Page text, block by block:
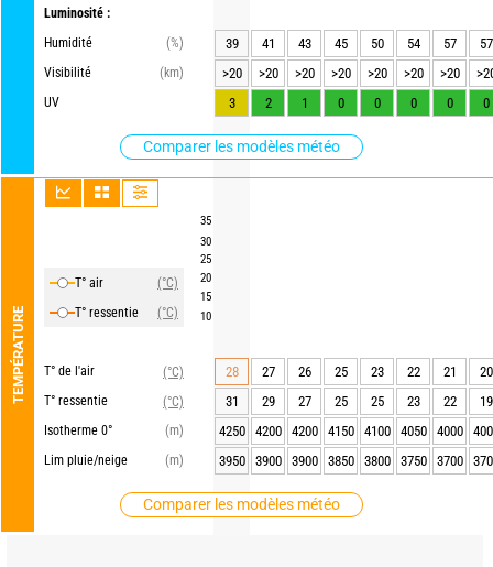
Luminosité :
Humidité
(%)
Visibilité
(km)
UV
Comparer les modèles météo
TEMPÉRATURE
T° air
(°C)
T° ressentie
(°C)
T° de l'air
(°C)
T° ressentie
(°C)
Isotherme 0°
(m)
Lim pluie/neige
(m)
Comparer les modèles météo
35
30
25
20
15
10
39 41 43 45 50 54 57
57
>20
>20 >20 >20 >20 >20 >20
3
2 1 0 0 0 0 0
28 27 26 25 23 22 21
20
31
29 27 25 25 23 22
19
4250
4200 4200 4150 4100 4050 4000
3950
3900 3900 3850 3800 3750 3700